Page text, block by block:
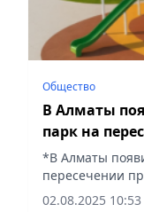
Общество
В Алматы
парк на
ул. Дулати
*В Алматы
пересечении
02.08.2025 10:53